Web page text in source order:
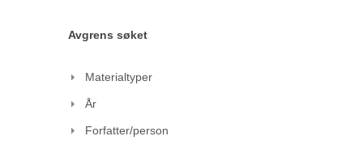
Avgrens søket
Materialtyper
År
Forfatter/person